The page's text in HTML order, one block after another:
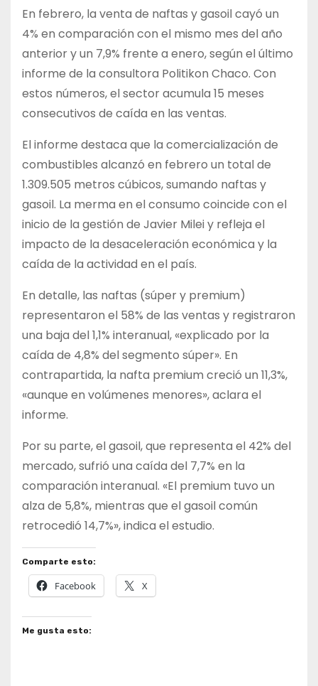
En febrero, la venta de naftas y gasoil cayó un
4% en comparación con el mismo mes del año
anterior y un 7,9% frente a enero, según el último
informe de la consultora Politikon Chaco. Con
estos números, el sector acumula 15 meses
consecutivos de caída en las ventas.
El informe destaca que la comercialización de
combustibles alcanzó en febrero un total de
1.309.505 metros cúbicos, sumando naftas y
gasoil. La merma en el consumo coincide con el
inicio de la gestión de Javier Milei y refleja el
impacto de la desaceleración económica y la
caída de la actividad en el país.
En detalle, las naftas (súper y premium)
representaron el 58% de las ventas y registraron
una baja del 1,1% interanual, «explicado por la
caída de 4,8% del segmento súper». En
contrapartida, la nafta premium creció un 11,3%,
«aunque en volúmenes menores», aclara el
informe.
Por su parte, el gasoil, que representa el 42% del
mercado, sufrió una caída del 7,7% en la
comparación interanual. «El premium tuvo un
alza de 5,8%, mientras que el gasoil común
retrocedió 14,7%», indica el estudio.
Comparte esto:
Facebook X
Me gusta esto: